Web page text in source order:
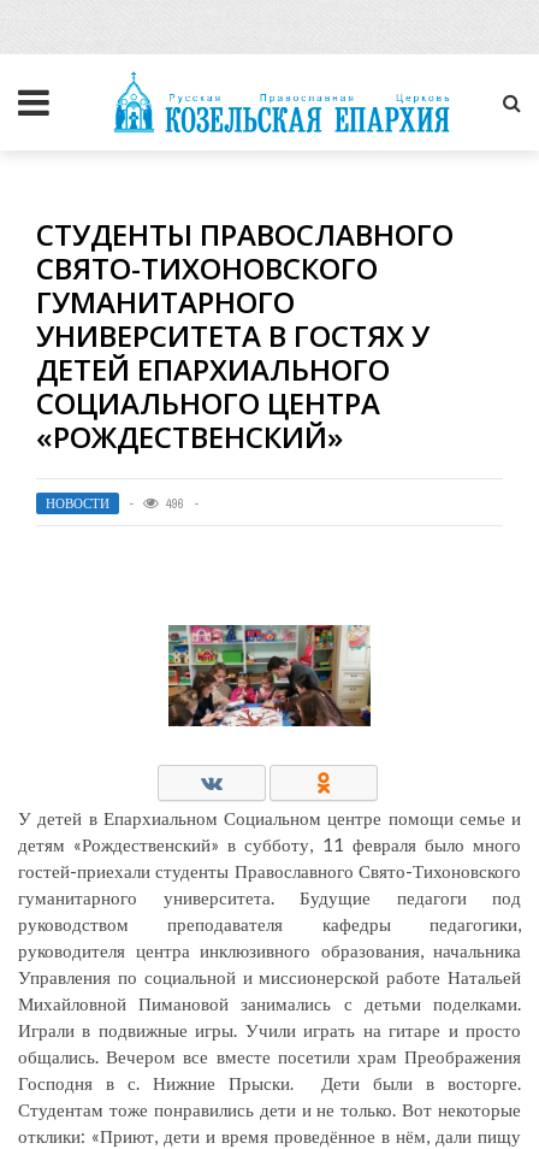
СТУДЕНТЫ ПРАВОСЛАВНОГО
СВЯТО-ТИХОНОВСКОГО
ГУМАНИТАРНОГО
УНИВЕРСИТЕТА В ГОСТЯХ У
ДЕТЕЙ ЕПАРХИАЛЬНОГО
СОЦИАЛЬНОГО ЦЕНТРА
«РОЖДЕСТВЕНСКИЙ»
НОВОСТИ 496
У детей в Епархиальном Социальном центре помощи семье и
детям «Рождественский» в субботу, 11 февраля было много
гостей-приехали студенты Православного Свято-Тихоновского
гуманитарного университета. Будущие педагоги под
руководством преподавателя кафедры педагогики,
руководителя центра инклюзивного образования, начальника
Управления по социальной и миссионерской работе Натальей
Михайловной Пимановой занимались с детьми поделками.
Играли в подвижные игры. Учили играть на гитаре и просто
общались. Вечером все вместе посетили храм Преображения
Господня в с. Нижние Прыски. Дети были в восторге.
Студентам тоже понравились дети и не только. Вот некоторые
отклики: «Приют, дети и время проведённое в нём, дали пищу